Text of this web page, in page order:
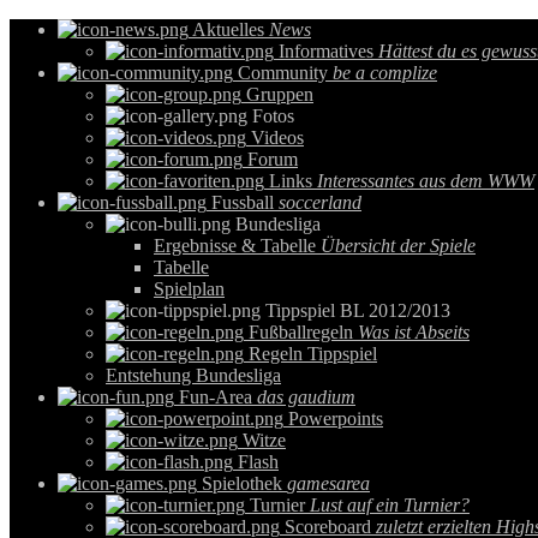
Aktuelles News
Informatives Hättest du es
Community be a complize
Gruppen
Fotos
Videos
Forum
Links Interessantes aus dem WWW
Fussball soccerland
Bundesliga
Ergebnisse & Tabelle Übersicht der Spiele
Tabelle
Spielplan
Tippspiel BL 2012/2013
Fußballregeln Was ist Abseits
Regeln Tippspiel
Entstehung Bundesliga
Fun-Area das gaudium
Powerpoints
Witze
Flash
Spielothek gamesarea
Turnier Lust auf ein Turnier?
Scoreboard zuletzt erzielten